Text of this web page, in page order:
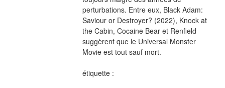
perturbations. Entre eux, Black Adam:
Saviour or Destroyer? (2022), Knock at
the Cabin, Cocaine Bear et Renfield
suggèrent que le Universal Monster
Movie est tout sauf mort.
étiquette :